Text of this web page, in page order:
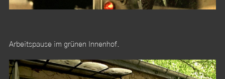
Arbeitspause im grünen Innenhof.